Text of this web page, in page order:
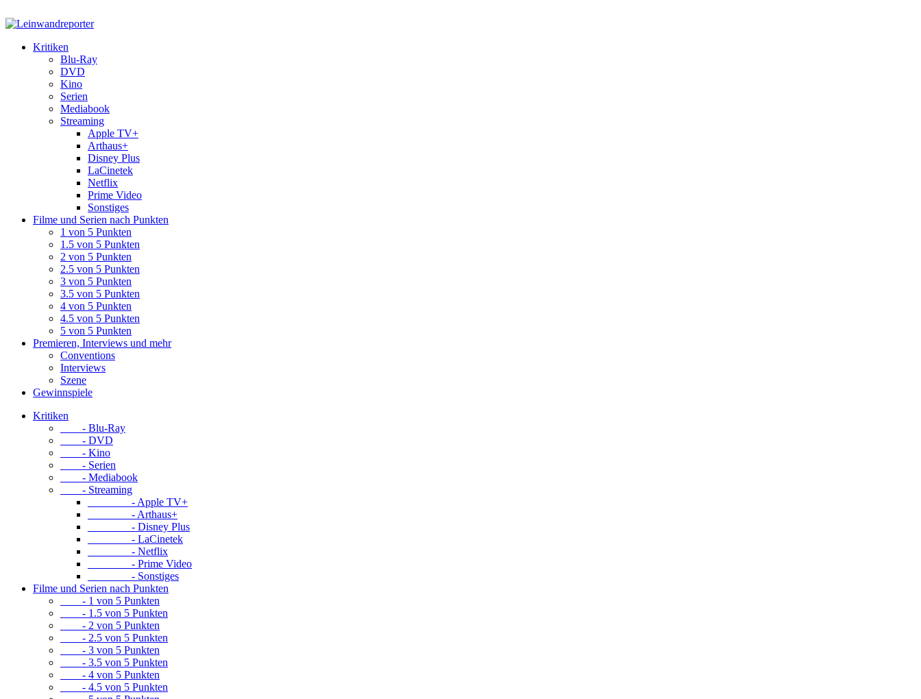
Kritiken
Blu-Ray
DVD
Kino
Serien
Mediabook
Streaming
Apple TV+
Arthaus+
Disney Plus
LaCinetek
Netflix
Prime Video
Sonstiges
Filme und Serien nach Punkten
1 von 5 Punkten
1.5 von 5 Punkten
2 von 5 Punkten
2.5 von 5 Punkten
3 von 5 Punkten
3.5 von 5 Punkten
4 von 5 Punkten
4.5 von 5 Punkten
5 von 5 Punkten
Premieren, Interviews und mehr
Conventions
Interviews
Szene
Gewinnspiele
Kritiken
- Blu-Ray
- DVD
- Kino
- Serien
- Mediabook
- Streaming
- Apple TV+
- Arthaus+
- Disney Plus
- LaCinetek
- Netflix
- Prime Video
- Sonstiges
Filme und Serien nach Punkten
- 1 von 5 Punkten
- 1.5 von 5 Punkten
- 2 von 5 Punkten
- 2.5 von 5 Punkten
- 3 von 5 Punkten
- 3.5 von 5 Punkten
- 4 von 5 Punkten
- 4.5 von 5 Punkten